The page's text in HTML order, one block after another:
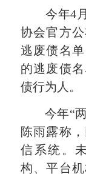
今年4
协会官方
逃废债名
的逃废债
债行为人。
今年“
陈雨露称
信系统。
构、平台